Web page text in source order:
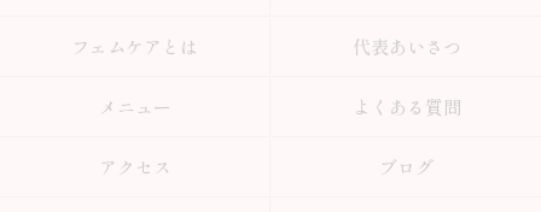
フェムケアとは 代表あいさつ
メニュー よくある質問
アクセス ブログ